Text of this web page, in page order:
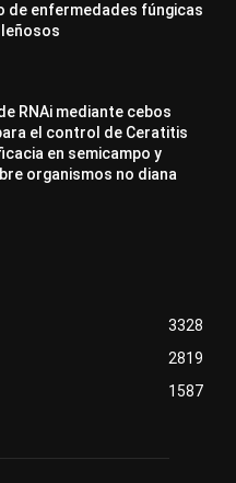
de enfermedades fúngicas
RNAi mediante cebos
el control de Ceratitis
en semicampo y
organismos no diana
3328
2819
1587